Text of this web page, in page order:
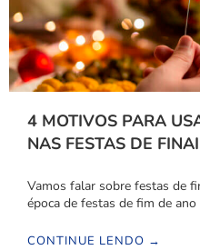
4 MOTIVOS PARA
NAS FESTAS DE
Vamos falar sobre festas de
época de festas de fim de
CONTINUE LENDO →